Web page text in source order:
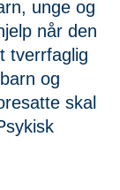
unge og
når den
tverrfaglig
og
skal